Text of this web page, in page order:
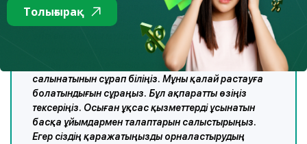
мүмкіндігінше көп ақпарат алыңыз. Пікірлерді
зерттеңіз, бірақ бұл мәселеге мұқият қараңыз,
өйткені оларды мүдделі адамдар қалдыруы мүмкін.
Барлық құжаттарды оқыңыз. Компания нақты
немен айналысатынын және ақшаңыздың қайда
салынатынын сұрап біліңіз. Мұны қалай растауға
болатындығын сұраңыз. Бұл ақпаратты өзіңіз
тексеріңіз. Осыған ұқсас қызметтерді ұсынатын
басқа ұйымдармен талаптарын салыстырыңыз.
Егер сіздің қаражатыңызды орналастырудың
Толығырақ